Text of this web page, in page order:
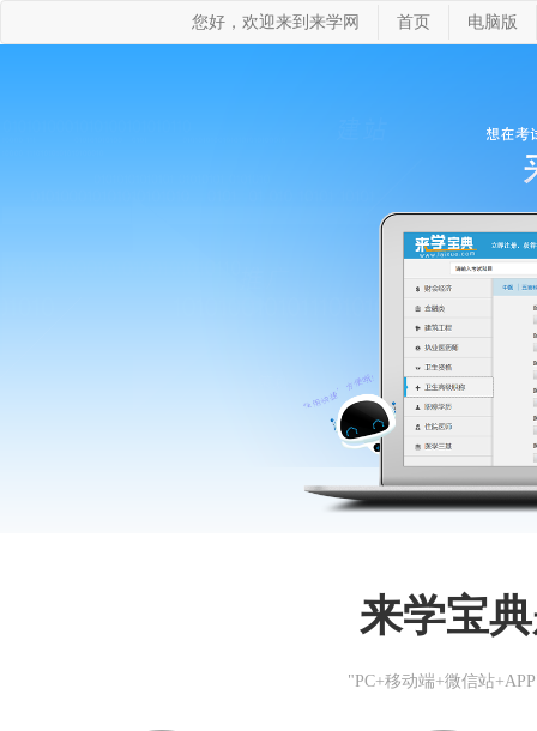
您好，欢迎来到来学网 首页 电脑版
来学宝
"PC+移动端+微信站